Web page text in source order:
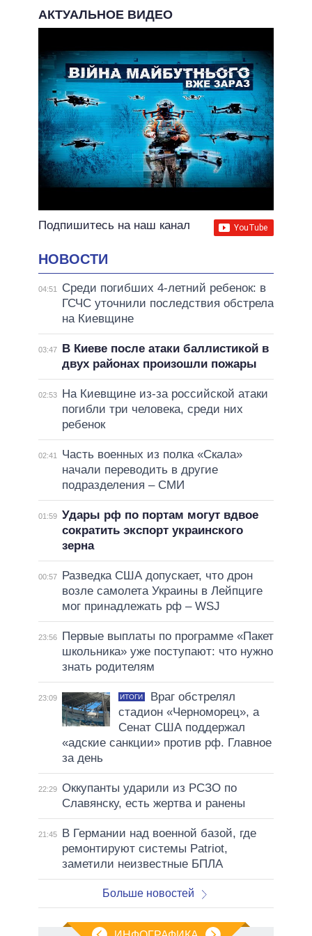
АКТУАЛЬНОЕ ВИДЕО
Подпишитесь на наш канал
НОВОСТИ
04:51
Среди погибших 4-летний ребенок: в
ГСЧС уточнили последствия обстрела
на Киевщине
03:47
В Киеве после атаки баллистикой в
двух районах произошли пожары
02:53
На Киевщине из-за российской атаки
погибли три человека, среди них
ребенок
02:41
Часть военных из полка «Скала»
начали переводить в другие
подразделения – СМИ
01:59 Удары рф по портам могут вдвое
сократить экспорт украинского
зерна
00:57
Разведка США допускает, что дрон
возле самолета Украины в Лейпциге
мог принадлежать рф – WSJ
23:56
Первые выплаты по программе «Пакет
школьника» уже поступают: что нужно
знать родителям
23:09 ИТОГИ
Враг обстрелял
стадион «Черноморец», а
Сенат США поддержал
«адские санкции» против рф. Главное
за день
22:29 Оккупанты ударили из РСЗО по
Славянску, есть жертва и ранены
21:45
В Германии над военной базой, где
ремонтируют системы Patriot,
заметили неизвестные БПЛА
Больше новостей